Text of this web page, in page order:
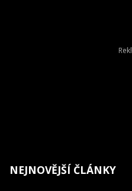
NEJNOVĚJŠÍ ČLÁNKY